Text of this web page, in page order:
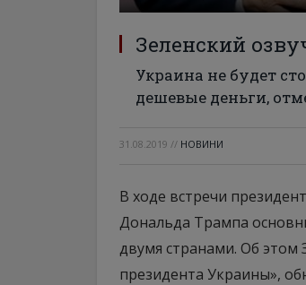
Зеленский
Украина не будет
дешевые деньги,
31.08.2019 // НОВИНИ
В ходе встречи
Дональда Трампа
двумя странами. Об этом
президента Украины»,